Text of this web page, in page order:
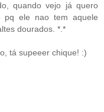
quando vejo já quero
pq ele nao tem aquele
dourados. *.*
tá supeeer chique! :)